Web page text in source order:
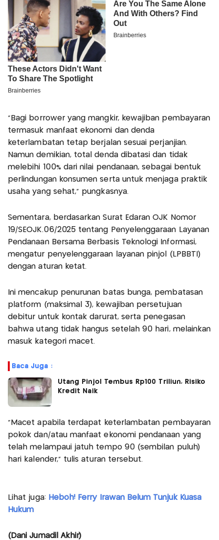
"Bagi borrower yang mangkir, kewajiban pembayaran
termasuk manfaat ekonomi dan denda
keterlambatan tetap berjalan sesuai perjanjian.
Namun demikian, total denda dibatasi dan tidak
melebihi 100% dari nilai pendanaan, sebagai bentuk
perlindungan konsumen serta untuk menjaga praktik
usaha yang sehat," pungkasnya.
Sementara, berdasarkan Surat Edaran OJK Nomor
19/SEOJK.06/2025 tentang Penyelenggaraan Layanan
Pendanaan Bersama Berbasis Teknologi Informasi,
mengatur penyelenggaraan layanan pinjol (LPBBTI)
dengan aturan ketat.
Ini mencakup penurunan batas bunga, pembatasan
platform (maksimal 3), kewajiban persetujuan
debitur untuk kontak darurat, serta penegasan
bahwa utang tidak hangus setelah 90 hari, melainkan
masuk kategori macet.
Baca Juga :
Utang Pinjol Tembus Rp100 Triliun, Risiko
Kredit Naik
"Macet apabila terdapat keterlambatan pembayaran
pokok dan/atau manfaat ekonomi pendanaan yang
telah melampaui jatuh tempo 90 (sembilan puluh)
hari kalender," tulis aturan tersebut.
Lihat juga: Heboh! Ferry Irawan Belum Tunjuk Kuasa
Hukum
(Dani Jumadil Akhir)